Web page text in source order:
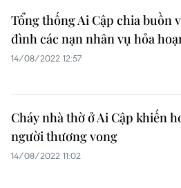
Tổng thống Ai Cập chia buồn
đình các nạn nhân vụ hỏa
14/08/2022 12:57
Cháy nhà thờ ở Ai Cập khiến
người thương vong
14/08/2022 11:02